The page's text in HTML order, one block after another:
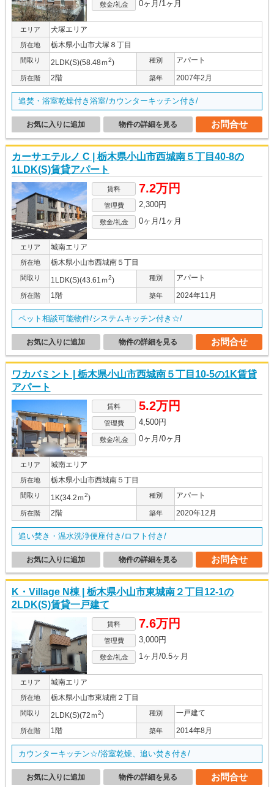
敷金/礼金 0ヶ月/1ヶ月
エリア 犬塚エリア
所在地 栃木県小山市犬塚８丁目
間取り 2LDK(S)(58.48ｍ2) 種別 アパート
所在階 2階 築年 2007年2月
追焚・浴室乾燥付き浴室/カウンターキッチン付き/
お問合せ
物件の詳細を見る
お気に入りに追加
カーサエテルノ C | 栃木県小山市西城南５丁目40-8の
1LDK(S)賃貸アパート
賃料 7.2万円
管理費 2,300円
敷金/礼金 0ヶ月/1ヶ月
エリア 城南エリア
所在地 栃木県小山市西城南５丁目
間取り 1LDK(S)(43.61ｍ2) 種別 アパート
所在階 1階 築年 2024年11月
ペット相談可能物件/システムキッチン付き☆/
お問合せ
物件の詳細を見る
お気に入りに追加
ワカバミント | 栃木県小山市西城南５丁目10-5の1K賃貸
アパート
賃料 5.2万円
管理費 4,500円
敷金/礼金 0ヶ月/0ヶ月
エリア 城南エリア
所在地 栃木県小山市西城南５丁目
間取り 1K(34.2ｍ2) 種別 アパート
所在階 2階 築年 2020年12月
追い焚き・温水洗浄便座付き/ロフト付き/
お問合せ
物件の詳細を見る
お気に入りに追加
K・Village N棟 | 栃木県小山市東城南２丁目12-1の
2LDK(S)賃貸一戸建て
賃料 7.6万円
管理費 3,000円
敷金/礼金 1ヶ月/0.5ヶ月
エリア 城南エリア
所在地 栃木県小山市東城南２丁目
間取り 2LDK(S)(72ｍ2) 種別 一戸建て
所在階 1階 築年 2014年8月
カウンターキッチン☆/浴室乾燥、追い焚き付き/
お問合せ
物件の詳細を見る
お気に入りに追加